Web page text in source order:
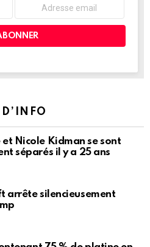
D’INFO
et Nicole Kidman se sont
séparés il y a 25 ans
arrête silencieusement